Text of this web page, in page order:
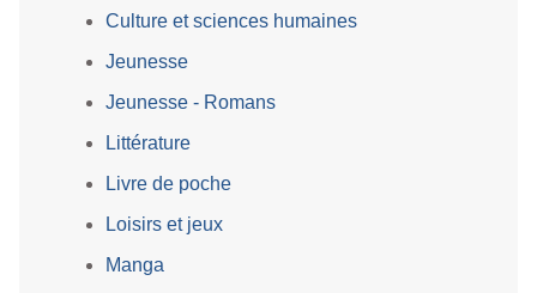
Culture et sciences humaines
Jeunesse
Jeunesse - Romans
Littérature
Livre de poche
Loisirs et jeux
Manga